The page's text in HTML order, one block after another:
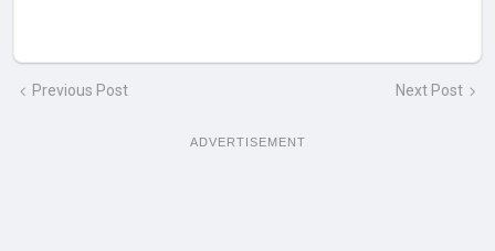
Previous Post Next Post
ADVERTISEMENT